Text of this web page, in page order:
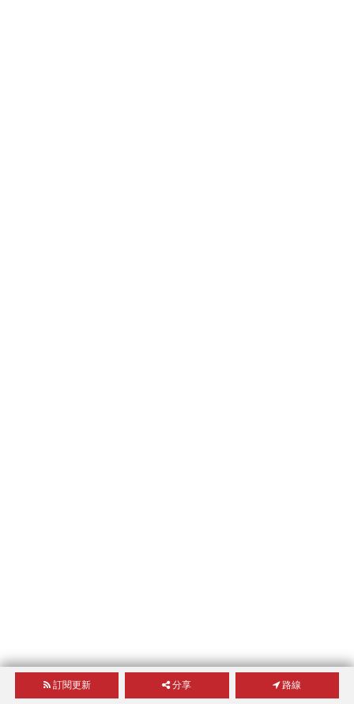
訂閱更新 分享 路線